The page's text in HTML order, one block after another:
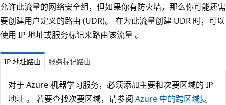
允许此流量的网络安全组，但如果你有防火墙，那么你可能还需
要创建用户定义的路由 (UDR)。 在为此流量创建 UDR 时，可以
使用 IP 地址或服务标记来路由该流量 。
IP 地址路由 服务标记路由
对于 Azure 机器学习服务，必须添加主要和次要区域的 IP
地址 。 若要查找次要区域，请参阅 Azure 中的跨区域复